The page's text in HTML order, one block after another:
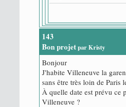
143
Bon projetpar Kristy
Bonjour
J'habite Villeneuve la
sans être très loin de Paris
À quelle date est prévu ce
Villeneuve ?